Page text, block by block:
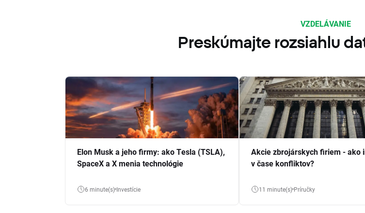
VZDELÁVANIE
Preskúmajte rozsiahlu
Elon Musk a jeho firmy: ako Tesla (TSLA),
SpaceX a X menia technológie
6 minute(s) Investície
Akcie zbrojárskych firiem - ako
v čase konfliktov?
11 minute(s) Príručky